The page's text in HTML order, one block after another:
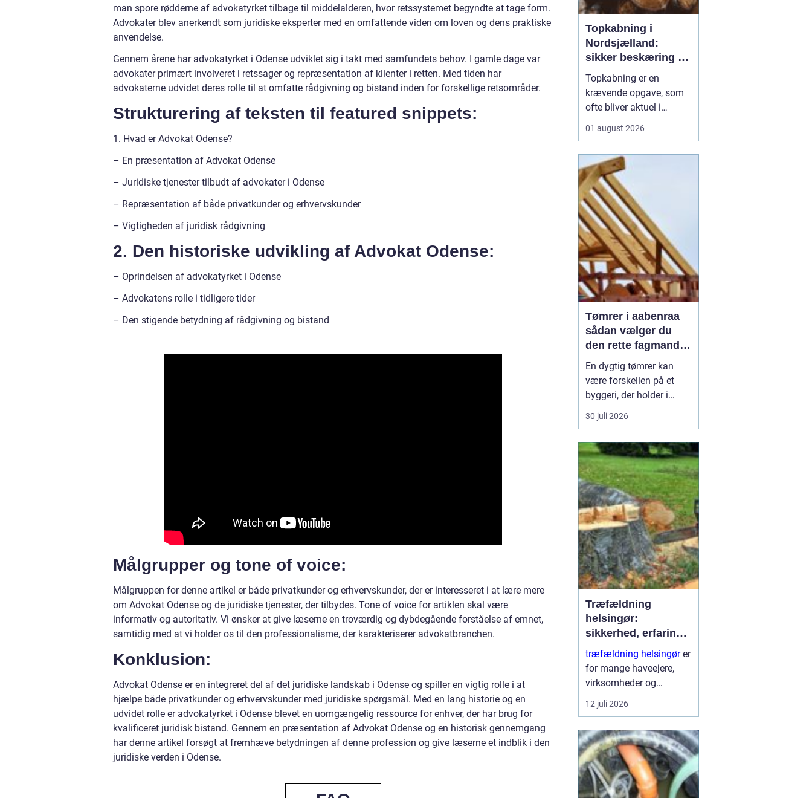
man spore rødderne af advokatyrket tilbage til middelalderen, hvor retssystemet begyndte at tage form.
Advokater blev anerkendt som juridiske eksperter med en omfattende viden om loven og dens praktiske
anvendelse.
Gennem årene har advokatyrket i Odense udviklet sig i takt med samfundets behov. I gamle dage var
advokater primært involveret i retssager og repræsentation af klienter i retten. Med tiden har
advokaterne udvidet deres rolle til at omfatte rådgivning og bistand inden for forskellige retsområder.
Strukturering af teksten til featured snippets:
1. Hvad er Advokat Odense?
– En præsentation af Advokat Odense
– Juridiske tjenester tilbudt af advokater i Odense
– Repræsentation af både privatkunder og erhvervskunder
– Vigtigheden af juridisk rådgivning
2. Den historiske udvikling af Advokat Odense:
– Oprindelsen af advokatyrket i Odense
– Advokatens rolle i tidligere tider
– Den stigende betydning af rådgivning og bistand
Målgrupper og tone of voice:
Målgruppen for denne artikel er både privatkunder og erhvervskunder, der er interesseret i at lære mere
om Advokat Odense og de juridiske tjenester, der tilbydes. Tone of voice for artiklen skal være
informativ og autoritativ. Vi ønsker at give læserne en troværdig og dybdegående forståelse af emnet,
samtidig med at vi holder os til den professionalisme, der karakteriserer advokatbranchen.
Konklusion:
Advokat Odense er en integreret del af det juridiske landskab i Odense og spiller en vigtig rolle i at
hjælpe både privatkunder og erhvervskunder med juridiske spørgsmål. Med en lang historie og en
udvidet rolle er advokatyrket i Odense blevet en uomgængelig ressource for enhver, der har brug for
kvalificeret juridisk bistand. Gennem en præsentation af Advokat Odense og en historisk gennemgang
har denne artikel forsøgt at fremhæve betydningen af denne profession og give læserne et indblik i den
juridiske verden i Odense.
Topkabning i
Nordsjælland:
sikker beskæring af
store træer
Topkabning er en
krævende opgave, som
ofte bliver aktuel i
sommerhusområder og
Nordsjælland. Store
træer kan give skygge,
læ og charme, men de
kan også udvikle sig til
en risiko, hvis de st...
01 august 2026
Tømrer i aabenraa
sådan vælger du
den rette fagmand
til dit projekt
En dygtig tømrer kan
være forskellen på et
byggeri, der holder i
årtier, og et projekt, der
hurtigt giver problemer.
omkring Aabenraa, har
du mange muligheder,
men hvordan finder du
den rigtige
samarbejdspartner til nyt
tag, vindue...
30 juli 2026
Træfældning
helsingør:
sikkerhed, erfaring
og gode løsninger i
nordsjælland
træfældning helsingører
for mange haveejere,
virksomheder og
grundejerforeninger et
nødvendigt skridt for at
sikre og pæne. Når et
træ bliver for højt, sygt
e...
12 juli 2026